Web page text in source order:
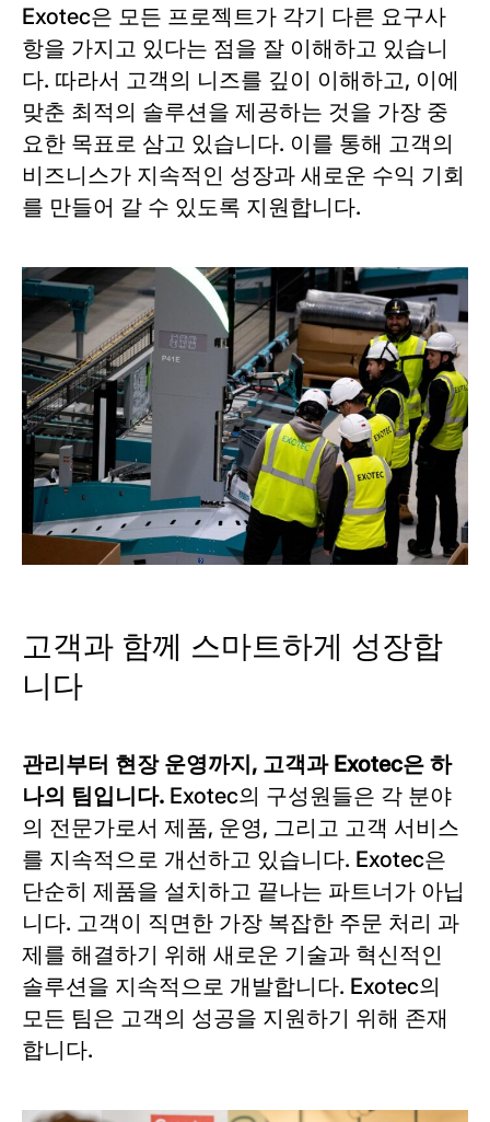
Exotec은 모든 프로젝트가 각기 다른 요구사
항을 가지고 있다는 점을 잘 이해하고 있습니
다. 따라서 고객의 니즈를 깊이 이해하고, 이에
맞춘 최적의 솔루션을 제공하는 것을 가장 중
요한 목표로 삼고 있습니다. 이를 통해 고객의
비즈니스가 지속적인 성장과 새로운 수익 기회
를 만들어 갈 수 있도록 지원합니다.
고객과 함께 스마트하게 성장합
니다
관리부터 현장 운영까지, 고객과 Exotec은 하
나의 팀입니다. Exotec의 구성원들은 각 분야
의 전문가로서 제품, 운영, 그리고 고객 서비스
를 지속적으로 개선하고 있습니다. Exotec은
단순히 제품을 설치하고 끝나는 파트너가 아닙
니다. 고객이 직면한 가장 복잡한 주문 처리 과
제를 해결하기 위해 새로운 기술과 혁신적인
솔루션을 지속적으로 개발합니다. Exotec의
모든 팀은 고객의 성공을 지원하기 위해 존재
합니다.